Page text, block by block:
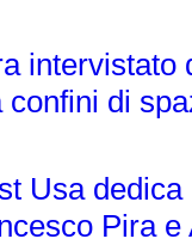
intervistato
di
Usa
Pira e